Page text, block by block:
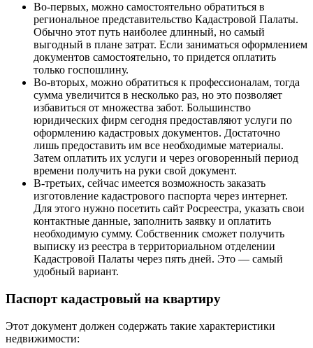
Во-первых, можно самостоятельно обратиться в
региональное представительство Кадастровой Палаты.
Обычно этот путь наиболее длинный, но самый
выгодный в плане затрат. Если заниматься оформлением
документов самостоятельно, то придется оплатить
только госпошлину.
Во-вторых, можно обратиться к профессионалам, тогда
сумма увеличится в несколько раз, но это позволяет
избавиться от множества забот. Большинство
юридических фирм сегодня предоставляют услуги по
оформлению кадастровых документов. Достаточно
лишь предоставить им все необходимые материалы.
Затем оплатить их услуги и через оговоренный период
времени получить на руки свой документ.
В-третьих, сейчас имеется возможность заказать
изготовление кадастрового паспорта через интернет.
Для этого нужно посетить сайт Росреестра, указать свои
контактные данные, заполнить заявку и оплатить
необходимую сумму. Собственник сможет получить
выписку из реестра в территориальном отделении
Кадастровой Палаты через пять дней. Это — самый
удобный вариант.
Паспорт кадастровый на квартиру
Этот документ должен содержать такие характеристики
недвижимости: